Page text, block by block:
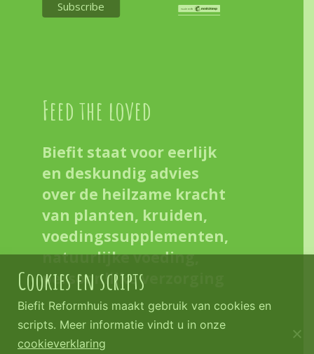
Feed the loved
Biefit staat voor eerlijk
en deskundig advies
over de heilzame kracht
van planten, kruiden,
voedingssupplementen,
natuurlijke voeding,
persoonlijke verzorging
Cookies en scripts
Biefit Reformhuis maakt gebruik van cookies en
scripts. Meer informatie vindt u in onze
cookieverklaring